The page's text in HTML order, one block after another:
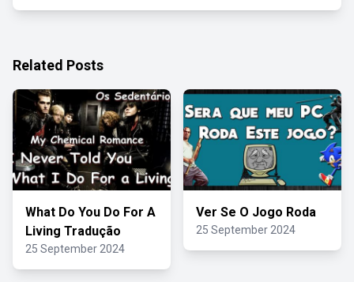
Related Posts
What Do You Do For A
Living Tradução
25 September 2024
Ver Se O Jogo Roda
25 September 2024